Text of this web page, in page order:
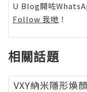
U Blog開咗
Follow 我哋 ！
相關話題
VXY納米隱形煥